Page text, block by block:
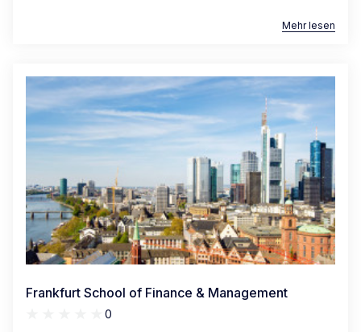
Mehr lesen
Frankfurt School of Finance & Management
0